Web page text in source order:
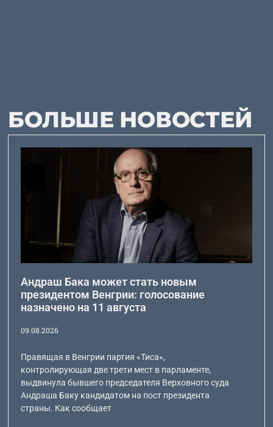
БОЛЬШЕ НОВОСТЕЙ
Андраш Бака может стать новым
президентом Венгрии: голосование
назначено на 11 августа
09.08.2026
Правящая в Венгрии партия «Тиса»,
контролирующая две трети мест в парламенте,
выдвинула бывшего председателя Верховного суда
Андраша Баку кандидатом на пост президента
страны. Как сообщает